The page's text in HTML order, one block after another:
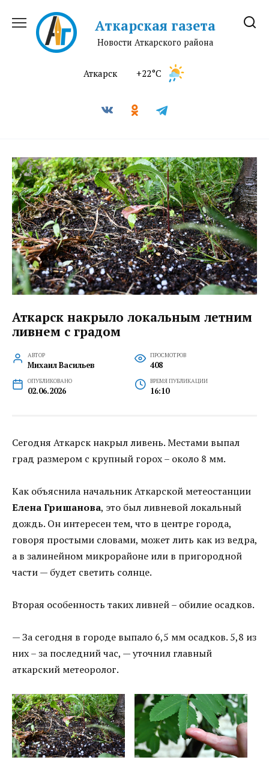
содержанию
Аткарская газета
Новости Аткарского района
Аткарск +22°C
Аткарск накрыло локальным летним
ливнем с градом
АВТОР
Михаил Васильев
ПРОСМОТРОВ
408
ОПУБЛИКОВАНО
02.06.2026
ВРЕМЯ ПУБЛИКАЦИИ
16:10
Сегодня Аткарск накрыл ливень. Местами выпал
град размером с крупный горох – около 8 мм.
Как объяснила начальник Аткарской метеостанции
Елена Гришанова, это был ливневой локальный
дождь. Он интересен тем, что в центре города,
говоря простыми словами, может лить как из ведра,
а в залинейном микрорайоне или в пригородной
части — будет светить солнце.
Вторая особенность таких ливней – обилие осадков.
— За сегодня в городе выпало 6,5 мм осадков. 5,8 из
них – за последний час, — уточнил главный
аткарский метеоролог.